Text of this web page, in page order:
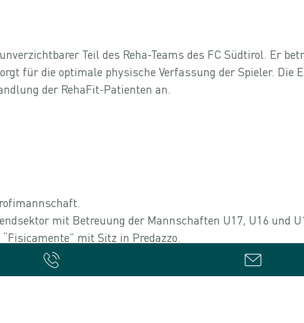
Teil des Reha-Teams des FC Südtirol. Er
für die optimale physische Verfassung der Spieler. Die
der RehaFit-Patienten an.
mit Betreuung der Mannschaften U17, U16 und
mit Sitz in Predazzo.